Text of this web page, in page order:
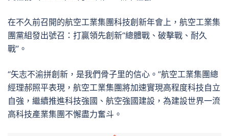
在不久前召開的航空工業集團科技創新年會上，航空工業集
團黨組發出號召：打贏領先創新“總體戰、破擊戰、耐久
戰”。
“矢志不渝拼創新，是我們骨子里的信心。”航空工業集團總
經理郝照平表現，航空工業集團將加速實現高程度科技自立
自強，繼續推進科技強國、航空強國建設，為建設世界一流
高科技產業集團不懈盡力奮斗。